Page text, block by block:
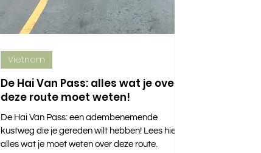
De Hai Van Pass: alles wat je over
deze route moet weten!
De Hai Van Pass: een adembenemende
kustweg die je gereden wilt hebben! Lees hier
alles wat je moet weten over deze route.
Vietnam